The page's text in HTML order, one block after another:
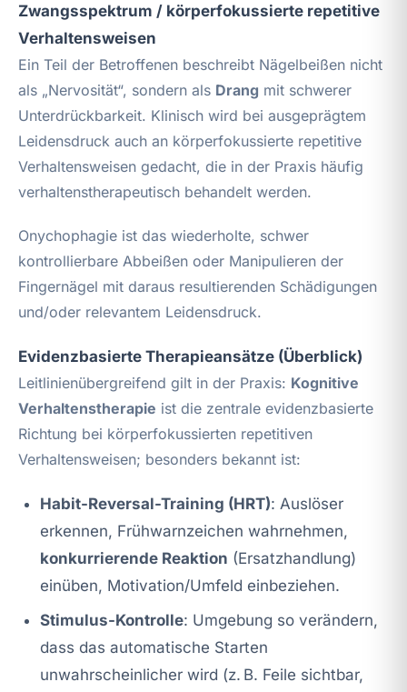
Zwangsspektrum / körperfokussierte repetitive
Verhaltensweisen
Ein Teil der Betroffenen beschreibt Nägelbeißen nicht
als „Nervosität“, sondern als Drang mit schwerer
Unterdrückbarkeit. Klinisch wird bei ausgeprägtem
Leidensdruck auch an körperfokussierte repetitive
Verhaltensweisen gedacht, die in der Praxis häufig
verhaltenstherapeutisch behandelt werden.
Onychophagie ist das wiederholte, schwer
kontrollierbare Abbeißen oder Manipulieren der
Fingernägel mit daraus resultierenden Schädigungen
und/oder relevantem Leidensdruck.
Evidenzbasierte Therapieansätze (Überblick)
Leitlinienübergreifend gilt in der Praxis: Kognitive
Verhaltenstherapie ist die zentrale evidenzbasierte
Richtung bei körperfokussierten repetitiven
Verhaltensweisen; besonders bekannt ist:
Habit-Reversal-Training (HRT): Auslöser
erkennen, Frühwarnzeichen wahrnehmen,
konkurrierende Reaktion (Ersatzhandlung)
einüben, Motivation/Umfeld einbeziehen.
Stimulus-Kontrolle: Umgebung so verändern,
dass das automatische Starten
unwahrscheinlicher wird (z. B. Feile sichtbar,